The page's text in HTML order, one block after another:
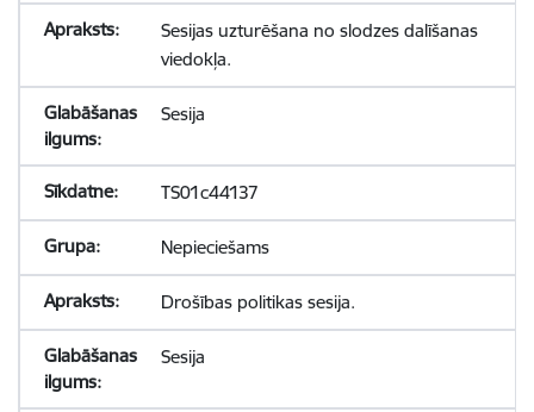
Sesijas uzturēšana no slodzes dalīšanas
viedokļa.
Sesija
TS01c44137
Nepieciešams
Drošības politikas sesija.
Sesija